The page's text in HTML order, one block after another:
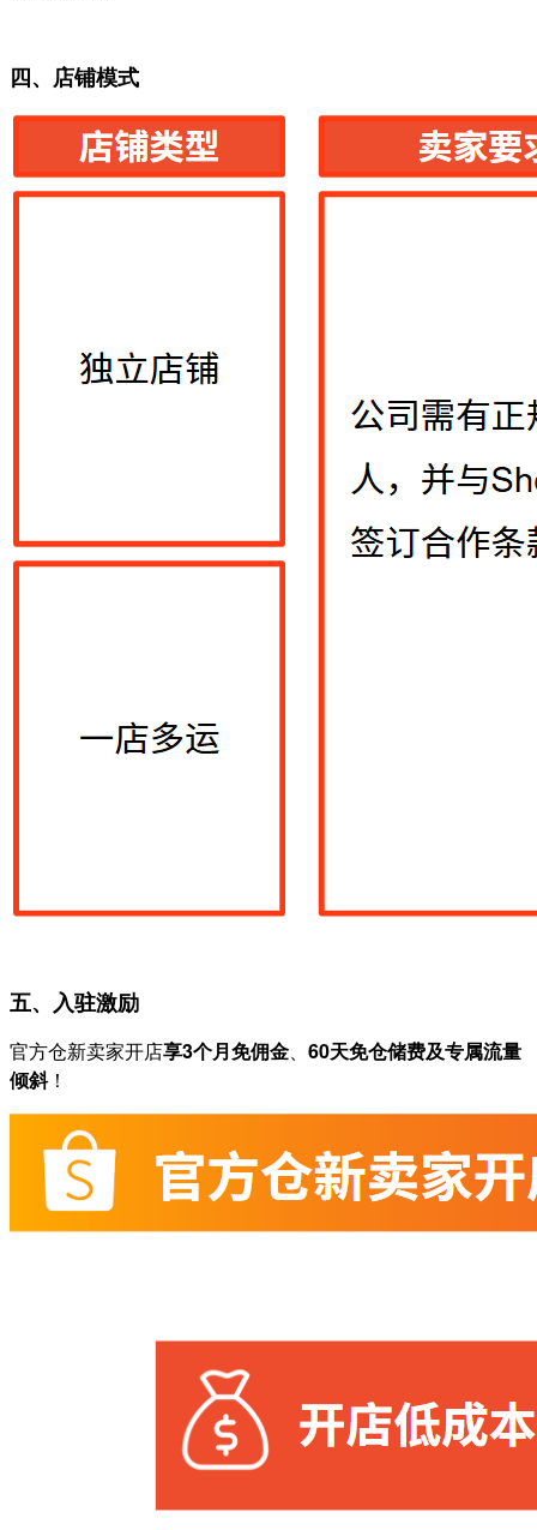
四、店铺模式
五、入驻激励
官方仓新卖家开店享3个月免佣金、 60天免仓储费及专属流量
倾斜！